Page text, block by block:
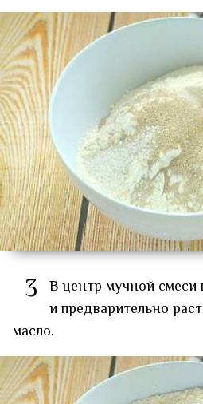
3 В центр мучной смеси
и предварительно
масло.